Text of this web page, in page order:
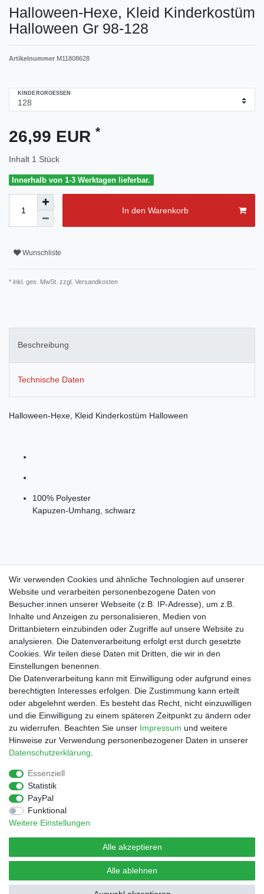
Halloween-Hexe, Kleid Kinderkostüm
Halloween Gr 98-128
Artikelnummer M11808628
KINDERGROESSEN
26,99 EUR *
Inhalt 1 Stück
Innerhalb von 1-3 Werktagen lieferbar.
In den Warenkorb
Wunschliste
* inkl. ges. MwSt. zzgl. Versandkosten
Beschreibung
Technische Daten
Halloween-Hexe, Kleid Kinderkostüm Halloween
100% Polyester
Kapuzen-Umhang, schwarz
Lieferung erfolgt OHNE Hut
Shop
Zahlungs- und Versandbedingungen
Warenkorb
Kasse
Mein Konto
Kontakt
Facebook
Service
Impressum
Widerrufs­recht
Wir verwenden Cookies und ähnliche Technologien auf unserer
Website und verarbeiten personenbezogene Daten von
Besucher:innen unserer Webseite (z.B. IP-Adresse), um z.B.
Inhalte und Anzeigen zu personalisieren, Medien von
Drittanbietern einzubinden oder Zugriffe auf unsere Website zu
analysieren. Die Datenverarbeitung erfolgt erst durch gesetzte
Cookies. Wir teilen diese Daten mit Dritten, die wir in den
Einstellungen benennen.
Die Datenverarbeitung kann mit Einwilligung oder aufgrund eines
berechtigten Interesses erfolgen. Die Zustimmung kann erteilt
oder abgelehnt werden. Es besteht das Recht, nicht einzuwilligen
und die Einwilligung zu einem späteren Zeitpunkt zu ändern oder
zu widerrufen. Beachten Sie unser Impressum und weitere
Hinweise zur Verwendung personenbezogener Daten in unserer
Daten­schutz­erklärung
Essenziell
Statistik
PayPal
Funktional
Weitere Einstellungen
Alle akzeptieren
Alle ablehnen